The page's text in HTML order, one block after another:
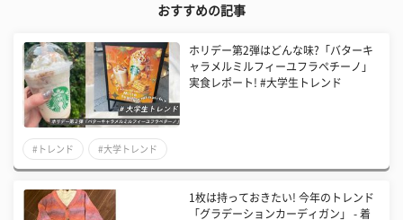
おすすめの記事
ホリデー第2弾はどんな味?「バターキ
ャラメルミルフィーユフラペチーノ」
実食レポート! #大学生トレンド
#トレンド #大学トレンド
1枚は持っておきたい! 今年のトレンド
「グラデーションカーディガン」 - 着